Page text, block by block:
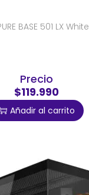
BASE 501 LX White
Precio
$119.990
Añadir al carrito